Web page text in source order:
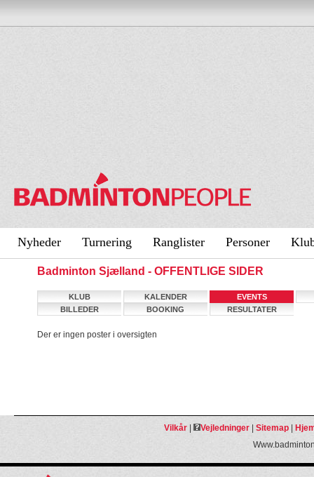
Nyheder Turnering Ranglister Personer
Badminton Sjælland - OFFENTLIGE SIDER
KLUB KALENDER
EVENTS
BILLEDER
BOOKING RESULTATER
Der er ingen poster i oversigten
Vilkår| Vejledninger| Sitemap|